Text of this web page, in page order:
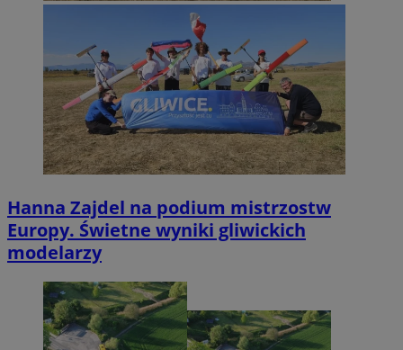
Hanna Zajdel na podium mistrzostw
Europy. Świetne wyniki gliwickich
modelarzy